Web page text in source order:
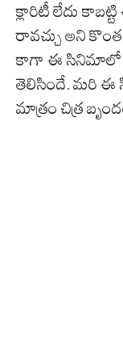
క్లారిటీ లేదు
రావచ్చు అని
కాగా ఈ సినిమాలో
తెలిసిందే. మరి ఈ
మాత్రం చిత్ర